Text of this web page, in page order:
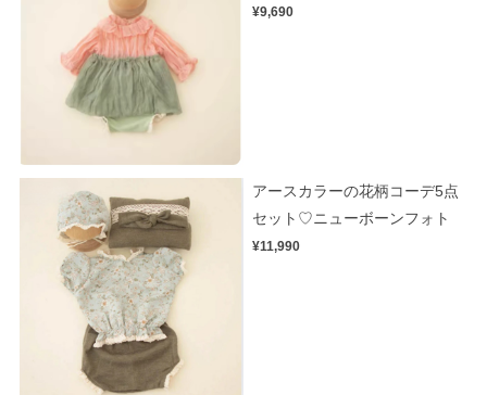
¥9,690
アースカラーの花柄コーデ5点
セット♡ニューボーンフォト
¥11,990